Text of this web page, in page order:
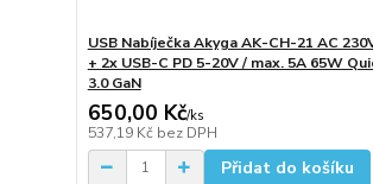
USB Nabíječka Akyga AK-CH-21 AC
+ 2x USB-C PD 5-20V / max. 5A 65W
3.0 GaN
650,00 Kč/ks
537,19 Kč bez DPH
Přidat do košíku